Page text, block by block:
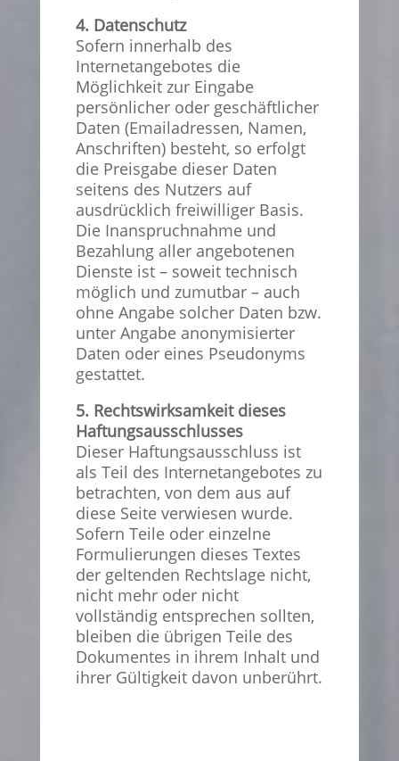
4. Datenschutz
Sofern innerhalb des
Internetangebotes die
Möglichkeit zur Eingabe
persönlicher oder geschäftlicher
Daten (Emailadressen, Namen,
Anschriften) besteht, so erfolgt
die Preisgabe dieser Daten
seitens des Nutzers auf
ausdrücklich freiwilliger Basis.
Die Inanspruchnahme und
Bezahlung aller angebotenen
Dienste ist – soweit technisch
möglich und zumutbar – auch
ohne Angabe solcher Daten bzw.
unter Angabe anonymisierter
Daten oder eines Pseudonyms
gestattet.
5. Rechtswirksamkeit dieses
Haftungsausschlusses
Dieser Haftungsausschluss ist
als Teil des Internetangebotes zu
betrachten, von dem aus auf
diese Seite verwiesen wurde.
Sofern Teile oder einzelne
Formulierungen dieses Textes
der geltenden Rechtslage nicht,
nicht mehr oder nicht
vollständig entsprechen sollten,
bleiben die übrigen Teile des
Dokumentes in ihrem Inhalt und
ihrer Gültigkeit davon unberührt.